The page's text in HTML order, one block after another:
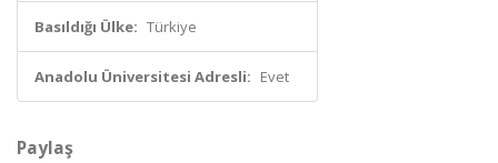
Basıldığı Ülke: Türkiye
Anadolu Üniversitesi Adresli: Evet
Paylaş